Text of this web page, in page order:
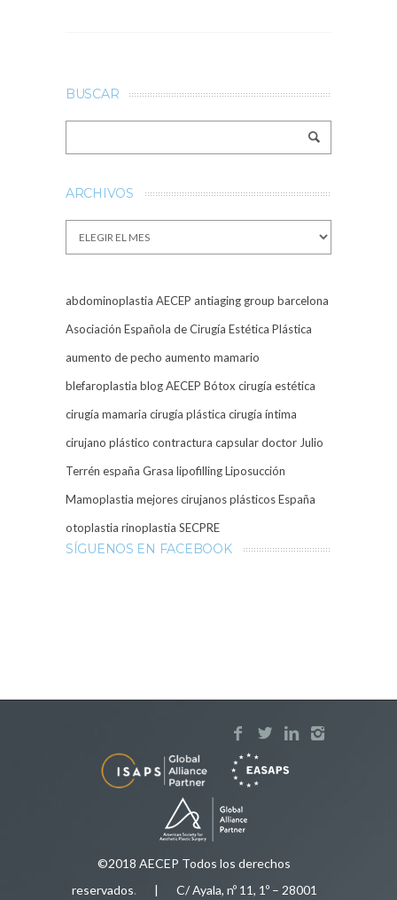
BUSCAR
ARCHIVOS
Archivos
abdominoplastia AECEP antiaging group barcelona
Asociación Española de Cirugía Estética Plástica
aumento de pecho aumento mamario
blefaroplastia blog AECEP Bótox cirugía estética
cirugía mamaria cirugía plástica cirugía íntima
cirujano plástico contractura capsulardoctor Julio
Terrén españa Grasa lipofillingLiposucción
Mamoplastia mejores cirujanos plásticos España
otoplastia rinoplastia SECPRE
SÍGUENOS EN FACEBOOK
©2018 AECEP Todos los derechos
reservados. | C/ Ayala, nº 11, 1º – 28001